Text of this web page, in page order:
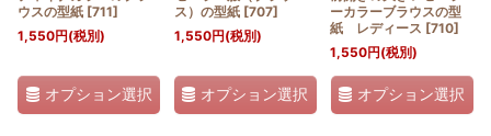
ウスの型紙 [711]
1,550円(税別)
オプション選択
ス）の型紙 [707]
1,550円(税別)
オプション選択
ーカラーブラウスの型
紙 レディース [710]
1,550円(税別)
オプション選択